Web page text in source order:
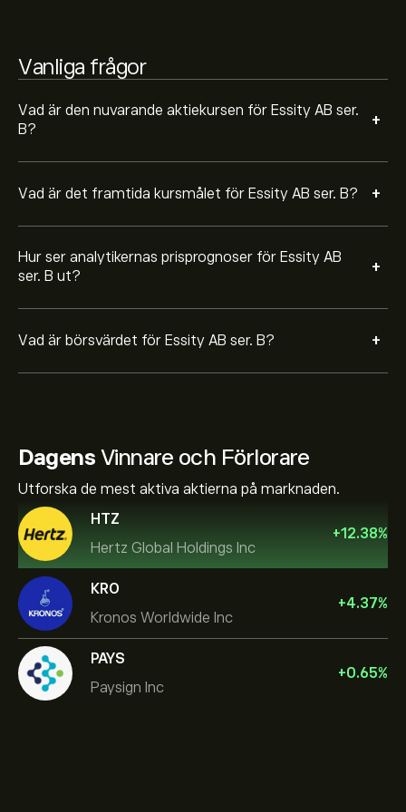
Vanliga frågor
Vad är den nuvarande aktiekursen för Essity AB ser.
B?
+
Vad är det framtida kursmålet för Essity AB ser. B? +
Hur ser analytikernas prisprognoser för Essity AB
ser. B ut?
+
Vad är börsvärdet för Essity AB ser. B? +
Dagens Vinnare och Förlorare
Utforska de mest aktiva aktierna på marknaden.
HTZ
Hertz Global Holdings Inc
+12.38%
KRO
Kronos Worldwide Inc
+4.37%
PAYS
Paysign Inc
+0.65%